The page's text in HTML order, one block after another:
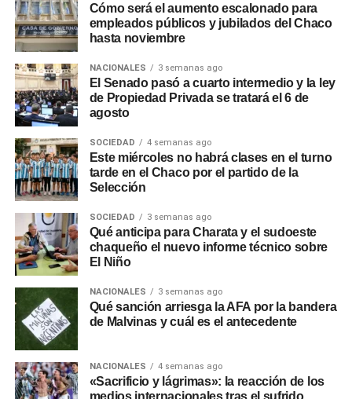
Cómo será el aumento escalonado para
empleados públicos y jubilados del Chaco
hasta noviembre
NACIONALES 3 semanas ago
El Senado pasó a cuarto intermedio y la ley
de Propiedad Privada se tratará el 6 de
agosto
SOCIEDAD 4 semanas ago
Este miércoles no habrá clases en el turno
tarde en el Chaco por el partido de la
Selección
SOCIEDAD 3 semanas ago
Qué anticipa para Charata y el sudoeste
chaqueño el nuevo informe técnico sobre
El Niño
NACIONALES 3 semanas ago
Qué sanción arriesga la AFA por la bandera
de Malvinas y cuál es el antecedente
NACIONALES 4 semanas ago
«Sacrificio y lágrimas»: la reacción de los
medios internacionales tras el sufrido